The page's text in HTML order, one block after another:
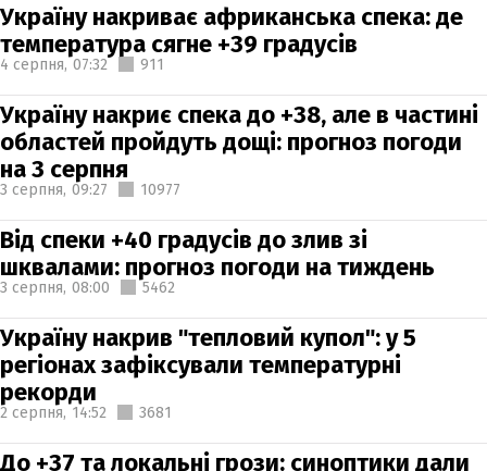
Україну накриває африканська спека: де
температура сягне +39 градусів
4 серпня, 07:32 911
Україну накриє спека до +38, але в частині
областей пройдуть дощі: прогноз погоди
на 3 серпня
3 серпня, 09:27 10977
Від спеки +40 градусів до злив зі
шквалами: прогноз погоди на тиждень
3 серпня, 08:00 5462
Україну накрив "тепловий купол": у 5
регіонах зафіксували температурні
рекорди
2 серпня, 14:52 3681
До +37 та локальні грози: синоптики дали